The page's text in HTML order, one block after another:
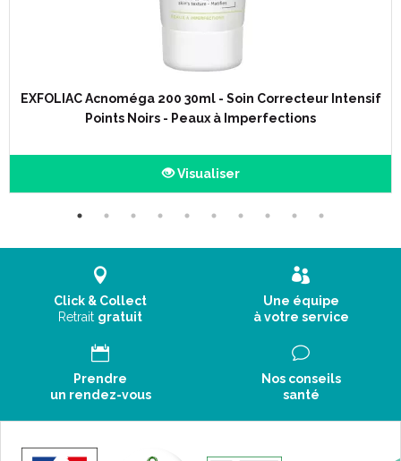
EXFOLIAC Acnoméga 200 30ml - Soin Correcteur Intensif
Points Noirs - Peaux à Imperfections
Visualiser
Click & Collect
Retrait gratuit
Une équipe
à votre service
Prendre
un rendez-vous
Nos conseils
santé